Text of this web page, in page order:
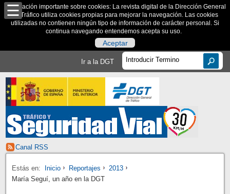
Información importante sobre cookies: La revista digital de la Dirección General
de Tráfico utiliza cookies propias para mejorar la navegación. Las cookies
utilizadas no contienen ningún tipo de información de carácter personal. Si
continua navegando entendemos acepta su uso.
Aceptar
Ir a la DGT
Canal RSS
Estás en: Inicio Reportajes
2013
María Seguí, un año en la DGT